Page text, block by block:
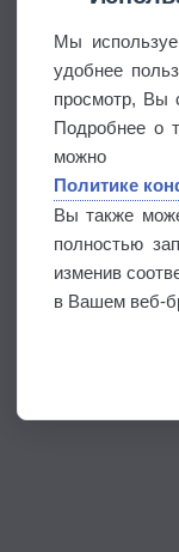
Мы
удобнее
просмотр, Вы
Подробнее о
Политике
Вы также
полностью
изменив
в Вашем веб-